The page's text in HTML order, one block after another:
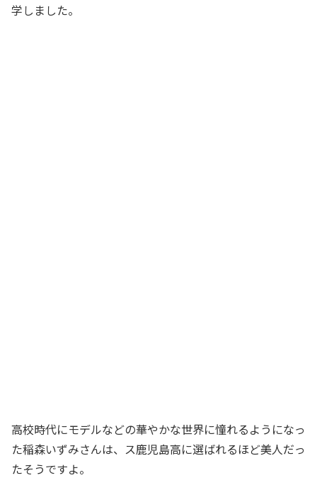
学しました。
高校時代にモデルなどの華やかな世界に憧れるようになっ
た稲森いずみさんは、ス鹿児島高に選ばれるほど美人だっ
たそうですよ。